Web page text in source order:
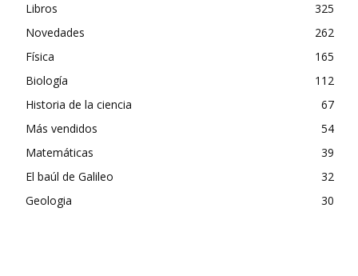
Libros
325
Novedades
262
Física
165
Biología
112
Historia de la ciencia
67
Más vendidos
54
Matemáticas
39
El baúl de Galileo
32
Geologia
30